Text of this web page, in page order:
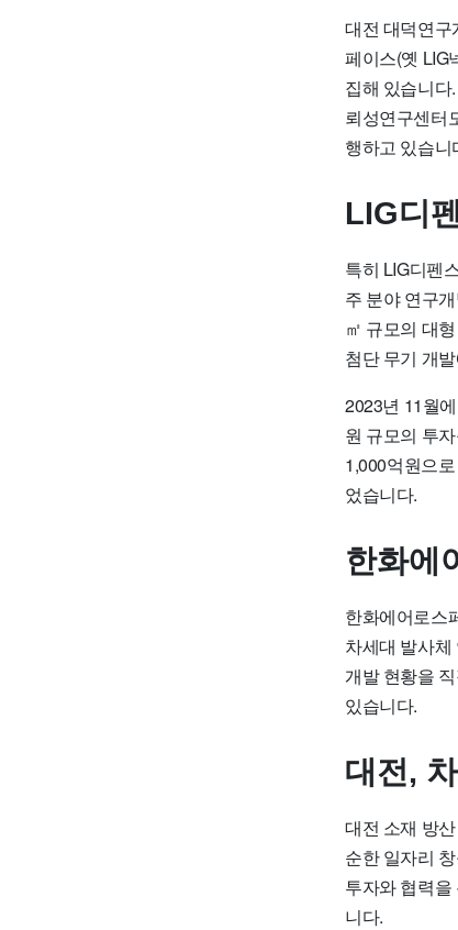
대전 대덕연
페이스(옛 LIG
집해 있습니
뢰성연구센터
행하고 있습니
LIG디
특히 LIG디펜
주 분야 연구
㎡ 규모의 대
첨단 무기 개
2023년 11월
원 규모의 투
1,000억원으
었습니다.
한화에
한화에어로스
차세대 발사
개발 현황을
있습니다.
대전,
대전 소재 방
순한 일자리
투자와 협력
니다.